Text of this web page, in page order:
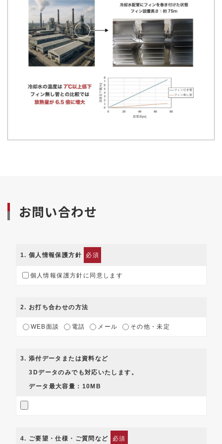
お問い合わせ
1. 個人情報保護方針 必須
個人情報保護方針に同意します
2. お打ち合わせの方法
WEB面談 電話 メール その他・未定
3. 添付データまたは資料など
3Dデータのみでも対応いたします。
データ最大容量：10MB
4. ご要望・仕様・ご質問など 必須